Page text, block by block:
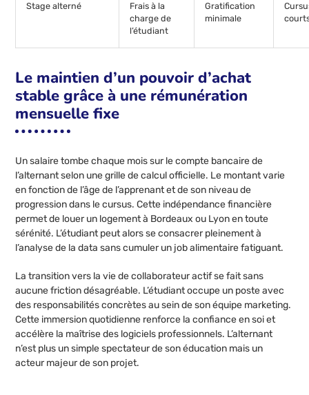
Stage alterné
Frais à la
charge de
l’étudiant
Gratification
minimale
Le maintien d’un pouvoir d’achat
stable grâce à une rémunération
mensuelle fixe
Un salaire tombe chaque mois sur le compte bancaire de
l’alternant selon une grille de calcul officielle. Le montant varie
en fonction de l’âge de l’apprenant et de son niveau de
progression dans le cursus. Cette indépendance financière
permet de louer un logement à Bordeaux ou Lyon en toute
sérénité. L’étudiant peut alors se consacrer pleinement à
l’analyse de la data sans cumuler un job alimentaire fatiguant.
La transition vers la vie de collaborateur actif se fait sans
aucune friction désagréable. L’étudiant occupe un poste avec
des responsabilités concrètes au sein de son équipe marketing.
Cette immersion quotidienne renforce la confiance en soi et
accélère la maîtrise des logiciels professionnels. L’alternant
n’est plus un simple spectateur de son éducation mais un
acteur majeur de son projet.